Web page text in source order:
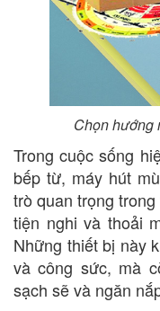
Chọn hướng
Trong cuộc sống
bếp từ, máy hút
trò quan trọng
tiện nghi và thoải
Những thiết bị này
và công sức, mà
sạch sẽ và ngăn